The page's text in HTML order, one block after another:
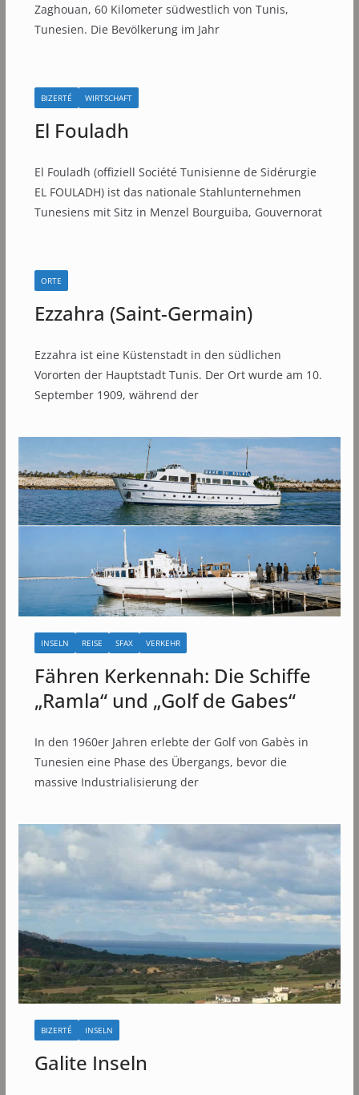
Zaghouan, 60 Kilometer südwestlich von Tunis,
Tunesien. Die Bevölkerung im Jahr
BIZERTÉ WIRTSCHAFT
El Fouladh
El Fouladh (offiziell Société Tunisienne de Sidérurgie
EL FOULADH) ist das nationale Stahlunternehmen
Tunesiens mit Sitz in Menzel Bourguiba, Gouvernorat
ORTE
Ezzahra (Saint-Germain)
Ezzahra ist eine Küstenstadt in den südlichen
Vororten der Hauptstadt Tunis. Der Ort wurde am 10.
September 1909, während der
INSELN REISE SFAX VERKEHR
Fähren Kerkennah: Die Schiffe
„Ramla“ und „Golf de Gabes“
In den 1960er Jahren erlebte der Golf von Gabès in
Tunesien eine Phase des Übergangs, bevor die
massive Industrialisierung der
BIZERTÉ INSELN
Galite Inseln